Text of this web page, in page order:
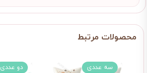
دو عددی سه عددی